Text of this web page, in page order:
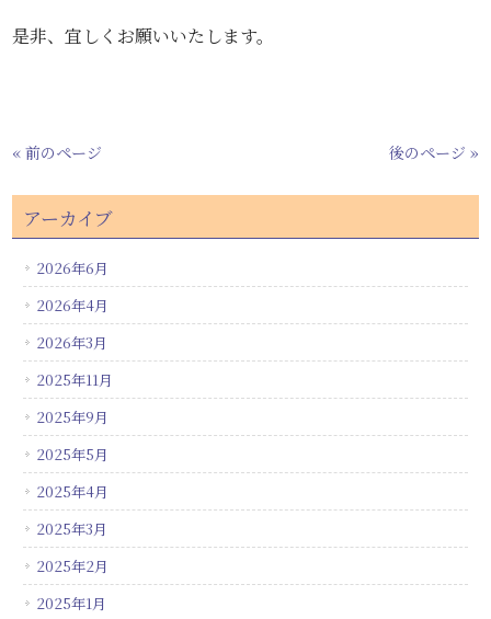
是非、宜しくお願いいたします。
« 前のページ 後のページ »
アーカイブ
2026年6月
2026年4月
2026年3月
2025年11月
2025年9月
2025年5月
2025年4月
2025年3月
2025年2月
2025年1月